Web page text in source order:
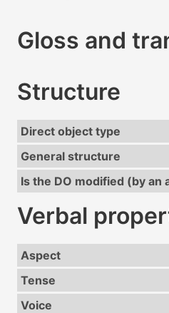
Gloss and
Structure
Direct object type
General structure
Is the DO modified (by an
Verbal
Aspect
Tense
Voice